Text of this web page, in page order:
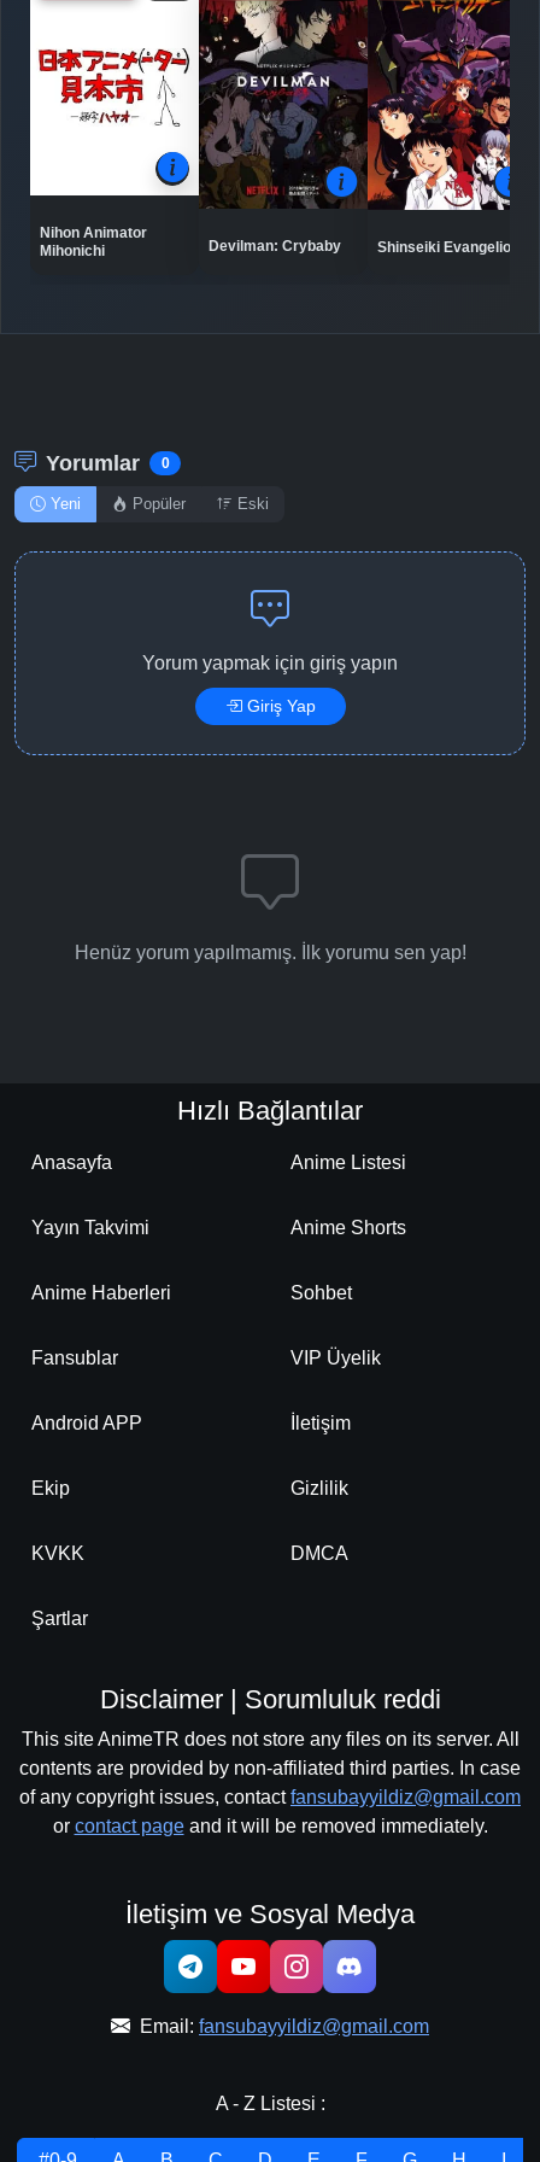
Bölüm No: 8 Detaylar İzle
Detaylar İzle
Nihon Animator
Mihonichi
Devilman: Crybaby Shinseiki Evangelion
Yorumlar 0
Yeni Popüler Eski
Yorum yapmak için giriş yapın
Giriş Yap
Henüz yorum yapılmamış. İlk yorumu sen yap!
Hızlı Bağlantılar
Anasayfa Anime Listesi
Yayın Takvimi Anime Shorts
Anime Haberleri Sohbet
Fansublar VIP Üyelik
Android APP İletişim
Ekip Gizlilik
KVKK DMCA
Şartlar
Disclaimer | Sorumluluk reddi
This site AnimeTR does not store any files on its server. All
contents are provided by non-affiliated third parties. In case
of any copyright issues, contactfansubayyildiz@gmail.com
or contact pageand it will be removed immediately.
İletişim ve Sosyal Medya
Email: fansubayyildiz@gmail.com
A - Z Listesi :